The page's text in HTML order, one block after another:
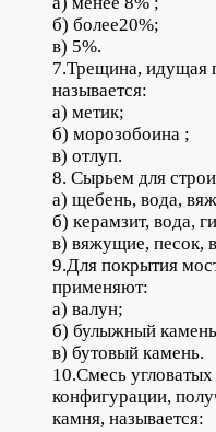
б) более20%;
в) 5%.
7.Трещина, идущая
называется:
а) метик;
б) морозобоина ;
в) отлуп.
8. Сырьем для
а) щебень, вода,
б) керамзит, вода,
в) вяжущие, песок,
9.Для покрытия
применяют:
а) валун;
б) булыжный
в) бутовый камень.
10.Смесь
конфигурации,
камня, называется: